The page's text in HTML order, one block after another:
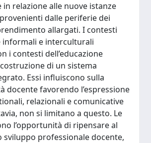
relazione alle nuove istanze
dalle periferie dei
allargati. I contesti
informali e interculturali
i contesti dell’educazione
di un sistema
Essi influiscono sulla
docente favorendo l’espressione
relazionali e comunicative
non si limitano a questo. Le
l’opportunità di ripensare al
sviluppo professionale docente,